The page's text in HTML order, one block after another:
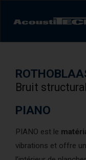
Services et
Apprendre
Vidéos
Bruit
PIANO
PIANO est le
vibrations et offre